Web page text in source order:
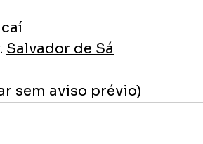
Salvador de Sá
sem aviso prévio)